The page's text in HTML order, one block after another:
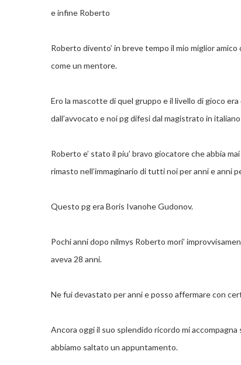
e infine Roberto
Roberto divento’ in breve tempo il mio miglior
come un mentore.
Ero la mascotte di quel gruppo e il livello di gioco
dall’avvocato e noi pg difesi dal magistrato in
Roberto e’ stato il piu’ bravo giocatore che abbia
rimasto nell’immaginario di tutti noi per anni e anni
Questo pg era Boris Ivanohe Gudonov.
Pochi anni dopo nilmys Roberto mori’
aveva 28 anni.
Ne fui devastato per anni e posso affermare con
Ancora oggi il suo splendido ricordo mi
abbiamo saltato un appuntamento.